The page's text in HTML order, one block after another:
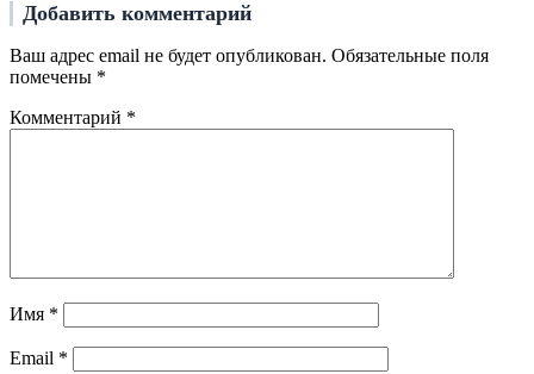
Добавить комментарий
Ваш адрес email не будет опубликован. Обязательные поля
помечены *
Комментарий *
Имя *
Email *